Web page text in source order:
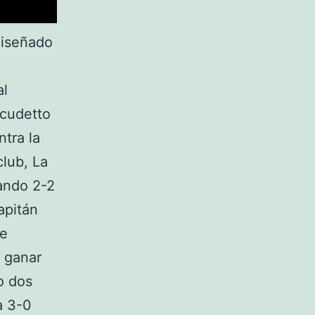
la
La
2-2
ganar
dos
3-0